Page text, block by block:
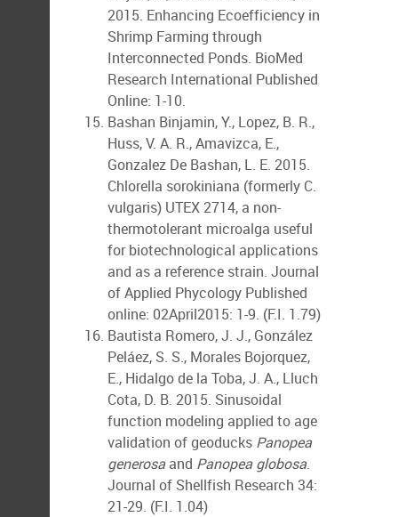
2015. Enhancing Ecoefficiency in
Shrimp Farming through
Interconnected Ponds. BioMed
Research International Published
Online: 1-10.
Bashan Binjamin, Y., Lopez, B. R.,
Huss, V. A. R., Amavizca, E.,
Gonzalez De Bashan, L. E. 2015.
Chlorella sorokiniana (formerly C.
vulgaris) UTEX 2714, a non-
thermotolerant microalga useful
for biotechnological applications
and as a reference strain. Journal
of Applied Phycology Published
online: 02April2015: 1-9. (F.I. 1.79)
Bautista Romero, J. J., González
Peláez, S. S., Morales Bojorquez,
E., Hidalgo de la Toba, J. A., Lluch
Cota, D. B. 2015. Sinusoidal
function modeling applied to age
validation of geoducks Panopea
generosaand Panopea globosa.
Journal of Shellfish Research 34:
21-29. (F.I. 1.04)